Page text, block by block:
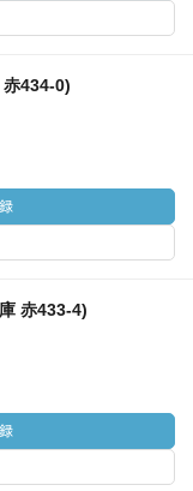
赤434-0)
赤433-4)